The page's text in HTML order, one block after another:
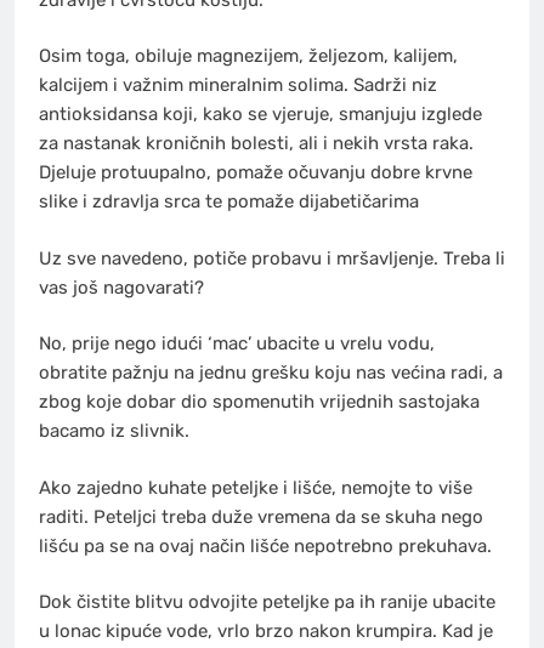
Osim toga, obiluje magnezijem, željezom, kalijem,
kalcijem i važnim mineralnim solima. Sadrži niz
antioksidansa koji, kako se vjeruje, smanjuju izglede
za nastanak kroničnih bolesti, ali i nekih vrsta raka.
Djeluje protuupalno, pomaže očuvanju dobre krvne
slike i zdravlja srca te pomaže dijabetičarima
Uz sve navedeno, potiče probavu i mršavljenje. Treba li
vas još nagovarati?
No, prije nego idući ‘mac’ ubacite u vrelu vodu,
obratite pažnju na jednu grešku koju nas većina radi, a
zbog koje dobar dio spomenutih vrijednih sastojaka
bacamo iz slivnik.
Ako zajedno kuhate peteljke i lišće, nemojte to više
raditi. Peteljci treba duže vremena da se skuha nego
lišću pa se na ovaj način lišće nepotrebno prekuhava.
Dok čistite blitvu odvojite peteljke pa ih ranije ubacite
u lonac kipuće vode, vrlo brzo nakon krumpira. Kad je